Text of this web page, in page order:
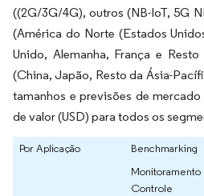
((2G/3G/4G), outros (NB-IoT, 5G
(América do Norte (Estados
Unido, Alemanha, França e
(China, Japão, Resto da Ásia-
tamanhos e previsões de
de valor (USD) para todos os
Por Aplicação
Benchmarking
Monitoramento
Controle